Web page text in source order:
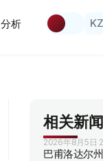
分析 KZ
相关新闻
2026年8月5日
巴甫洛达尔